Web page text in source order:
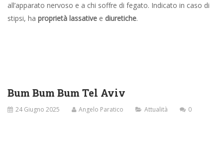
all’apparato nervoso e a chi soffre di fegato. Indicato in caso di
stipsi, ha proprietà lassative e diuretiche.
Bum Bum Bum Tel Aviv
24 Giugno 2025 Angelo Paratico Attualità 0